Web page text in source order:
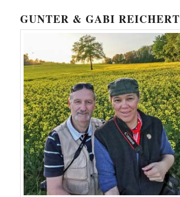
GUNTER & GABI REICHERT